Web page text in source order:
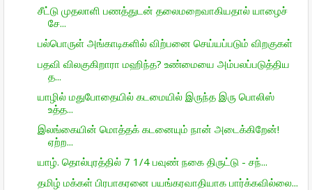
சீட்டு முதலாளி பணத்துடன் தலைமறைவாகியதால் யாழைச்
சே...
பல்பொருள் அங்காடிகளில் விற்பனை செய்யப்படும் விறகுகள்
பதவி விலகுகிறாரா மஹிந்த? உண்மையை அம்பலப்படுத்திய
த...
யாழில் மதுபோதையில் கடமையில் இருந்த இரு பொலிஸ்
உத்த...
இலங்கையின் மொத்தக் கடனையும் நான் அடைக்கிறேன்!
ஏற்ற...
யாழ். தொல்புரத்தில் 7 1/4 பவுண் நகை திருட்டு - சந்...
தமிழ் மக்கள் பிரபாகரனை பயங்கரவாதியாக பார்க்கவில்லை...